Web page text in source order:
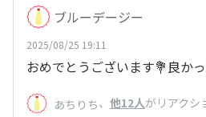
ブルーデージー
2025/08/25 19:11
おめでとうございます💐良か
あちりち、 他12人がリアクシ